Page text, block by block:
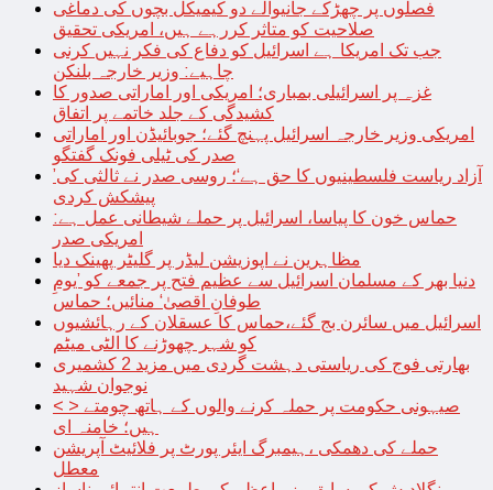
فصلوں پر چھڑکے جانیوالے دو کیمیکل بچوں کی دماغی
صلاحیت کو متاثر کررہے ہیں، امریکی تحقیق
جب تک امریکا ہے اسرائیل کو دفاع کی فکر نہیں کرنی
چاہیے: وزیر خارجہ بلنکن
غزہ پر اسرائیلی بمباری؛ امریکی اور اماراتی صدور کا
کشیدگی کے جلد خاتمے پر اتفاق
امریکی وزیر خارجہ اسرائیل پہنچ گئے؛ جوبائیڈن اور اماراتی
صدر کی ٹیلی فونک گفتگو
’آزاد ریاست فلسطینیوں کا حق ہے‘؛ روسی صدر نے ثالثی کی
پیشکش کردی
حماس خون کا پیاسا، اسرائیل پر حملے شیطانی عمل ہے:
امریکی صدر
مظاہرین نے اپوزیشن لیڈر پر گلیٹر پھینک دیا
دنیا بھر کے مسلمان اسرائیل سے عظیم فتح پر جمعے کو ’یومِ
طوفانِ اقصیٰ‘ منائیں؛ حماس
اسرائیل میں سائرن بج گئے،حماس کا عسقلان کے رہائشیوں
کو شہر چھوڑنے کا الٹی میٹم
بھارتی فوج کی ریاستی دہشت گردی میں مزید 2 کشمیری
نوجوان شہید
< > صیہونی حکومت پر حملہ کرنے والوں کے ہاتھ چومتے
ہیں؛ خامنہ ای
حملے کی دھمکی ،ہیمبرگ ایئر پورٹ پر فلائیٹ آپریشن
معطل